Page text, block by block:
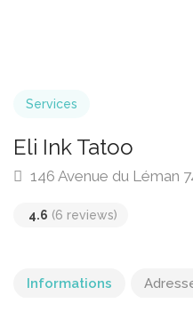
Services
Eli Ink Tatoo
146 Avenue du Léman
4.6 (6 reviews)
Informations